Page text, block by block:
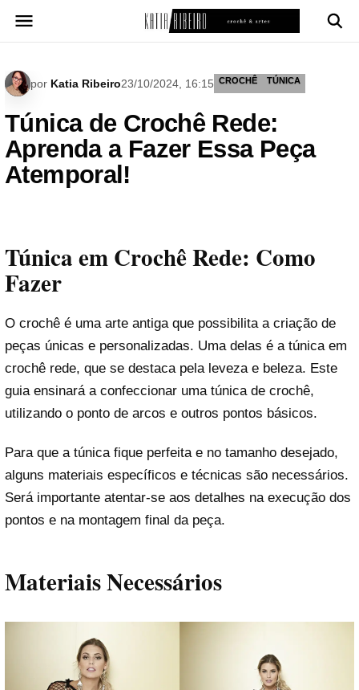
para
por Katia Ribeiro23/10/2024, 16:15 CROCHÊ TÚNICA
Túnica de Crochê Rede:
Aprenda a Fazer Essa Peça
Atemporal!
Túnica em Crochê Rede: Como
Fazer
O crochê é uma arte antiga que possibilita a criação de
peças únicas e personalizadas. Uma delas é a túnica em
crochê rede, que se destaca pela leveza e beleza. Este
guia ensinará a confeccionar uma túnica de crochê,
utilizando o ponto de arcos e outros pontos básicos.
Para que a túnica fique perfeita e no tamanho desejado,
alguns materiais específicos e técnicas são necessários.
Será importante atentar-se aos detalhes na execução dos
pontos e na montagem final da peça.
Materiais Necessários